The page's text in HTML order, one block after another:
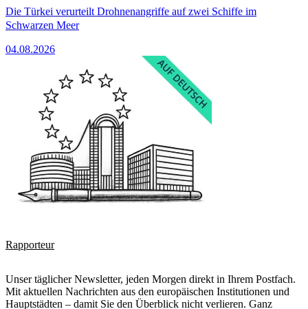
Die Türkei verurteilt Drohnenangriffe auf zwei Schiffe im
Schwarzen Meer
04.08.2026
Rapporteur
Unser täglicher Newsletter, jeden Morgen direkt in Ihrem Postfach.
Mit aktuellen Nachrichten aus den europäischen Institutionen und
Hauptstädten – damit Sie den Überblick nicht verlieren. Ganz